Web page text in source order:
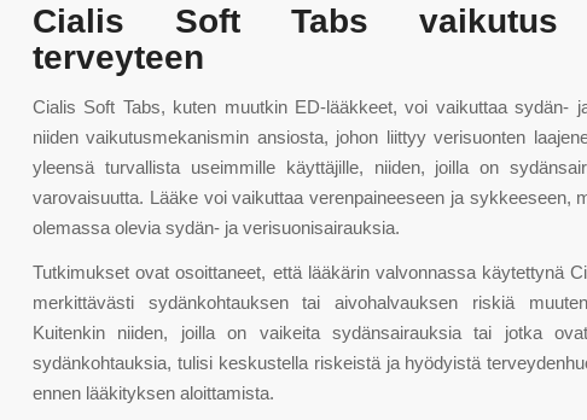
Cialis Soft Tabs vaikutus
terveyteen
Cialis Soft Tabs, kuten muutkin ED-lääkkeet, voi vaikuttaa sydän-
niiden vaikutusmekanismin ansiosta, johon liittyy verisuonten
yleensä turvallista useimmille käyttäjille, niiden, joilla on
varovaisuutta. Lääke voi vaikuttaa verenpaineeseen ja sykkeeseen,
olemassa olevia sydän- ja verisuonisairauksia.
Tutkimukset ovat osoittaneet, että lääkärin valvonnassa käytettynä
merkittävästi sydänkohtauksen tai aivohalvauksen riskiä
Kuitenkin niiden, joilla on vaikeita sydänsairauksia tai jotka
sydänkohtauksia, tulisi keskustella riskeistä ja hyödyistä
ennen lääkityksen aloittamista.